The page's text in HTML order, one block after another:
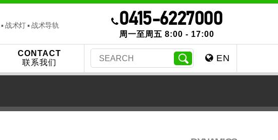
战术灯 ▪ 战术导轨 0415-6227000
周一至周五 8:00 - 17:00
CONTACT
联系我们
EN